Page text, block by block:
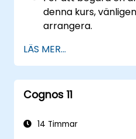
denna kurs,
arrangera.
LÄS MER...
Cognos 11
14 Timmar